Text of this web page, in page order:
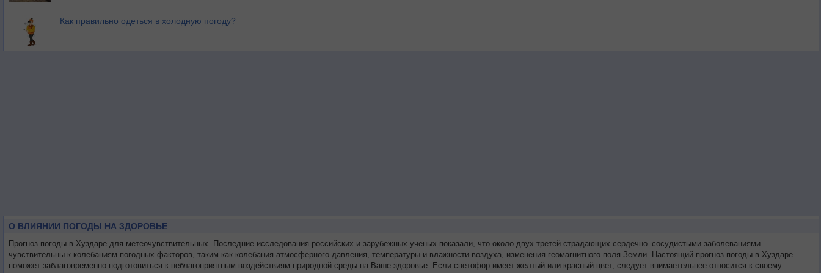
Как правильно одеться в холодную погоду?
О ВЛИЯНИИ ПОГОДЫ НА ЗДОРОВЬЕ
Прогноз погоды в Хуздаре для метеочувствительных. Последние исследования российских и зарубежных ученых показали, что около двух третей страдающих сердечно–сосудистыми заболеваниями
чувствительны к колебаниям погодных факторов, таким как колебания атмосферного давления, температуры и влажности воздуха, изменения геомагнитного поля Земли. Настоящий прогноз погоды в Хуздаре
поможет заблаговременно подготовиться к неблагоприятным воздействиям природной среды на Ваше здоровье. Если светофор имеет желтый или красный цвет, следует внимаетельнее относится к своему